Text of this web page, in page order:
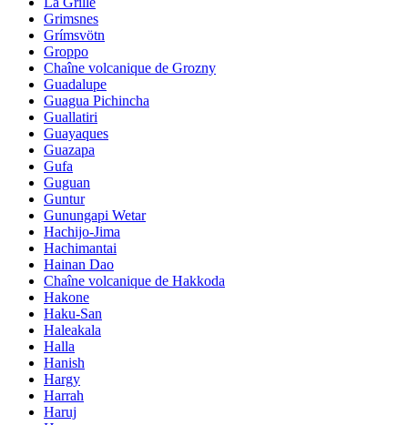
Grimsnes
Grímsvötn
Groppo
Chaîne volcanique de Grozny
Guadalupe
Guagua Pichincha
Guallatiri
Guayaques
Guazapa
Gufa
Guguan
Guntur
Gunungapi Wetar
Hachijo-Jima
Hachimantai
Hainan Dao
Chaîne volcanique de Hakkoda
Hakone
Haku-San
Haleakala
Halla
Hanish
Hargy
Harrah
Haruj